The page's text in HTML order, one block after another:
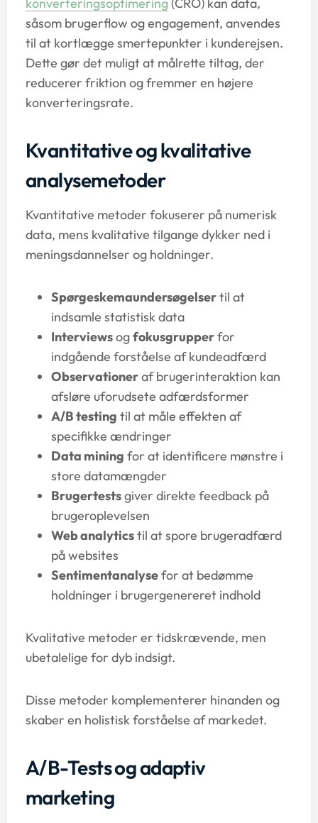
såsom brugerflow og engagement, anvendes
til at kortlægge smertepunkter i kunderejsen.
Dette gør det muligt at målrette tiltag, der
reducerer friktion og fremmer en højere
konverteringsrate.
Kvantitative og kvalitative
analysemetoder
Kvantitative metoder fokuserer på numerisk
data, mens kvalitative tilgange dykker ned i
meningsdannelser og holdninger.
Spørgeskemaundersøgelsertil at
indsamle statistisk data
Interviewsogfokusgrupperfor
indgående forståelse af kundeadfærd
Observationeraf brugerinteraktion kan
afsløre uforudsete adfærdsformer
A/B testing til at måle effekten af
specifikke ændringer
Data mining for at identificere mønstre i
store datamængder
Brugertestsgiver direkte feedback på
brugeroplevelsen
Web analyticstil at spore brugeradfærd
på websites
Sentimentanalysefor at bedømme
holdninger i brugergenereret indhold
Kvalitative metoder er tidskrævende, men
ubetalelige for dyb indsigt.
Disse metoder komplementerer hinanden og
skaber en holistisk forståelse af markedet.
A/B-Tests og adaptiv
marketing